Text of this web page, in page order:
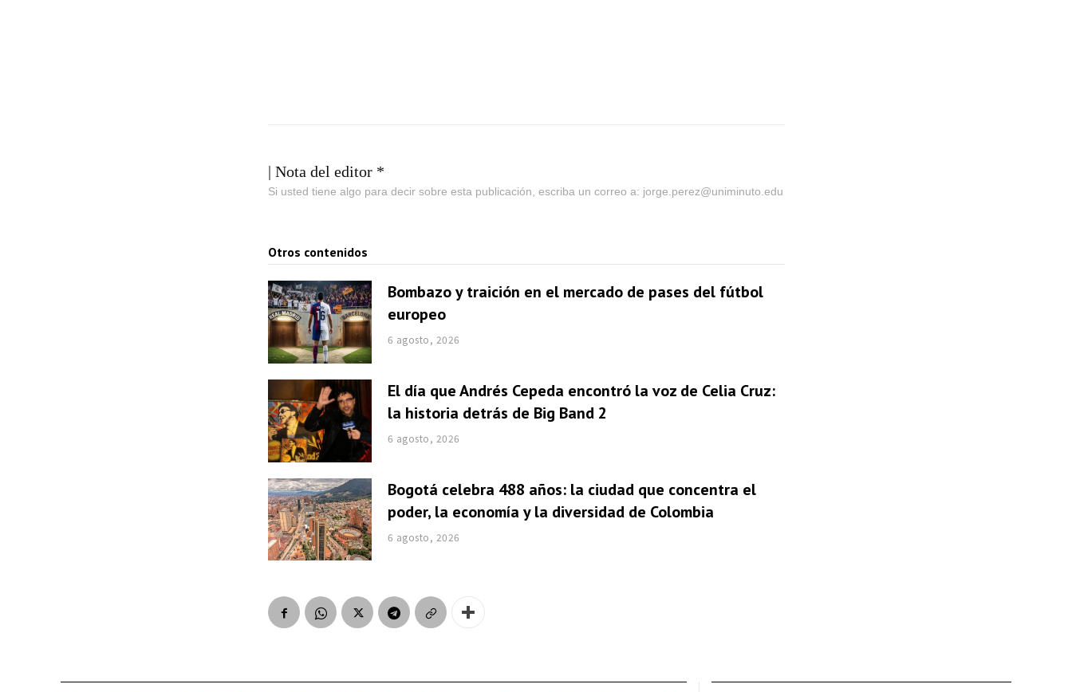
| Nota del editor *
Si usted tiene algo para decir sobre esta publicación, escriba un correo a: jorge.perez@uniminuto.edu
Otros contenidos
Bombazo y traición en el mercado de pases del fútbol
europeo
6 agosto, 2026
El día que Andrés Cepeda encontró la voz de Celia Cruz:
la historia detrás de Big Band 2
6 agosto, 2026
Bogotá celebra 488 años: la ciudad que concentra el
poder, la economía y la diversidad de Colombia
6 agosto, 2026